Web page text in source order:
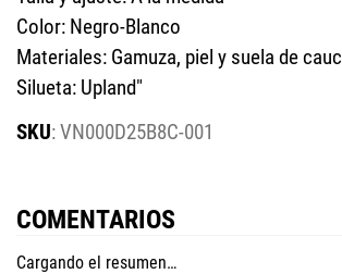
Color: Negro-Blanco
Materiales: Gamuza, piel y suela de
Silueta: Upland"
:VN000D25B8C-001
COMENTARIOS
Cargando el resumen…